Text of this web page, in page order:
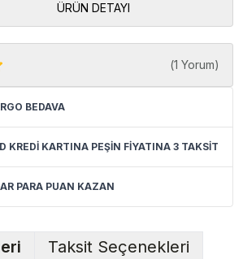
ÜRÜN DETAYI
(1 Yorum)
BEDAVA
KREDİ KARTINA PEŞİN FİYATINA 3 TAKSİT
PARA PUAN KAZAN
Taksit Seçenekleri